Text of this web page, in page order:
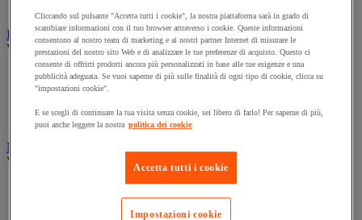
Ingrassaggio e lubrificazione
Vedi tutte le categorie
Anti-aderente
Attrezzi per lubrificazione
Lubrificante e sbloccante
Marcatura
Vedi tutte le categorie
Marcatura industriale
Cliccando sul pulsante "Accetta tutti i cookie", la nostra piattaforma sarà in grado di
scambiare informazioni con il tuo browser attraverso i cookie. Queste informazioni
consentono al nostro team di marketing e ai nostri partner Internet di misurare le
prestazioni del nostro sito Web e di analizzare le tue preferenze di acquisto. Questo ci
consente di offrirti prodotti ancora più personalizzati in base alle tue esigenze e una
pubblicità adeguata. Se vuoi saperne di più sulle finalità di ogni tipo di cookie, clicca su
"impostazioni cookie".
E se scegli di continuare la tua visita senza cookie, sei libero di farlo! Per saperne di più,
puoi anche leggere la nostra politica dei cookie
Accetta tutti i cookie
Impostazioni cookie